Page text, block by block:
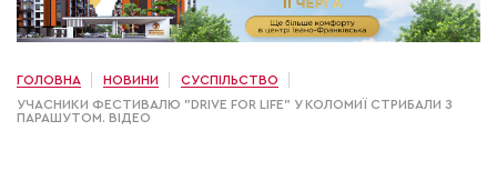
ГОЛОВНА НОВИНИ
СУСПІЛЬСТВО
УЧАСНИКИ ФЕСТИВАЛЮ "DRIVE FOR LIFE" У КОЛОМИЇ СТРИБАЛИ З
ПАРАШУТОМ. ВІДЕО